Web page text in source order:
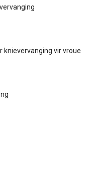
knievervanging vir vroue